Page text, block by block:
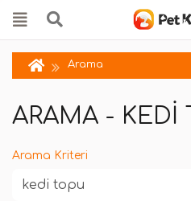
Arama
ARAMA - KEDI
Arama Kriteri